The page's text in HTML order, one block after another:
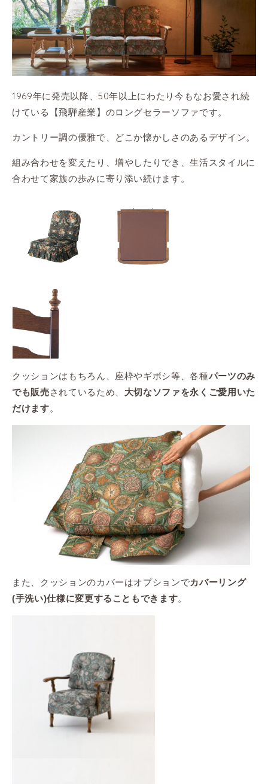
1969年に発売以降、50年以上にわたり今もなお愛され続
けている【飛騨産業】のロングセラーソファです。
カントリー調の優雅で、どこか懐かしさのあるデザイン。
組み合わせを変えたり、増やしたりでき、生活スタイルに
合わせて家族の歩みに寄り添い続けます。
クッションはもちろん、座枠やギボシ等、各種パーツのみ
でも販売されているため、
大切なソファを永くご愛用いた
だけます。
また、クッションのカバーはオプションでカバーリング
(手洗い)仕様に変更することもできます。